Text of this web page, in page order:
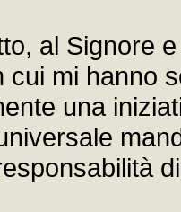
al Signore
cui mi hanno
una